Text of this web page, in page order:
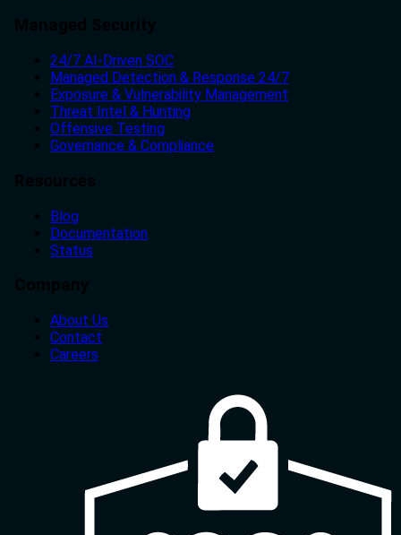
24/7 AI-Driven SOC
Managed Detection & Response 24/7
Exposure & Vulnerability Management
Threat Intel & Hunting
Offensive Testing
Governance & Compliance
Blog
Documentation
Status
About Us
Contact
Careers